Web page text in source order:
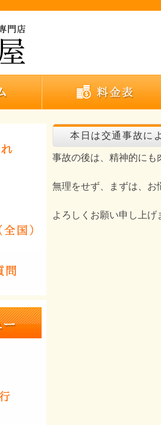
本日は交通事故に
事故の後は、精神的にも
無理をせず、まずは、お
よろしくお願い申し上げ